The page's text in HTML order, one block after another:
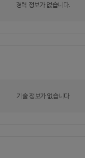
경력 정보가 없습니다.
기술 정보가 없습니다